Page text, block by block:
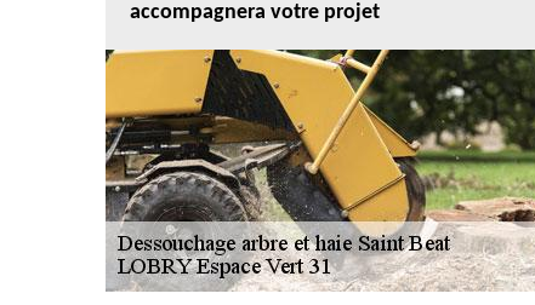
accompagnera votre projet